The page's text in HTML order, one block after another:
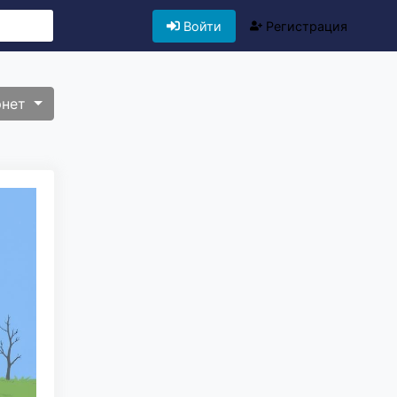
Войти Регистрация
редакции